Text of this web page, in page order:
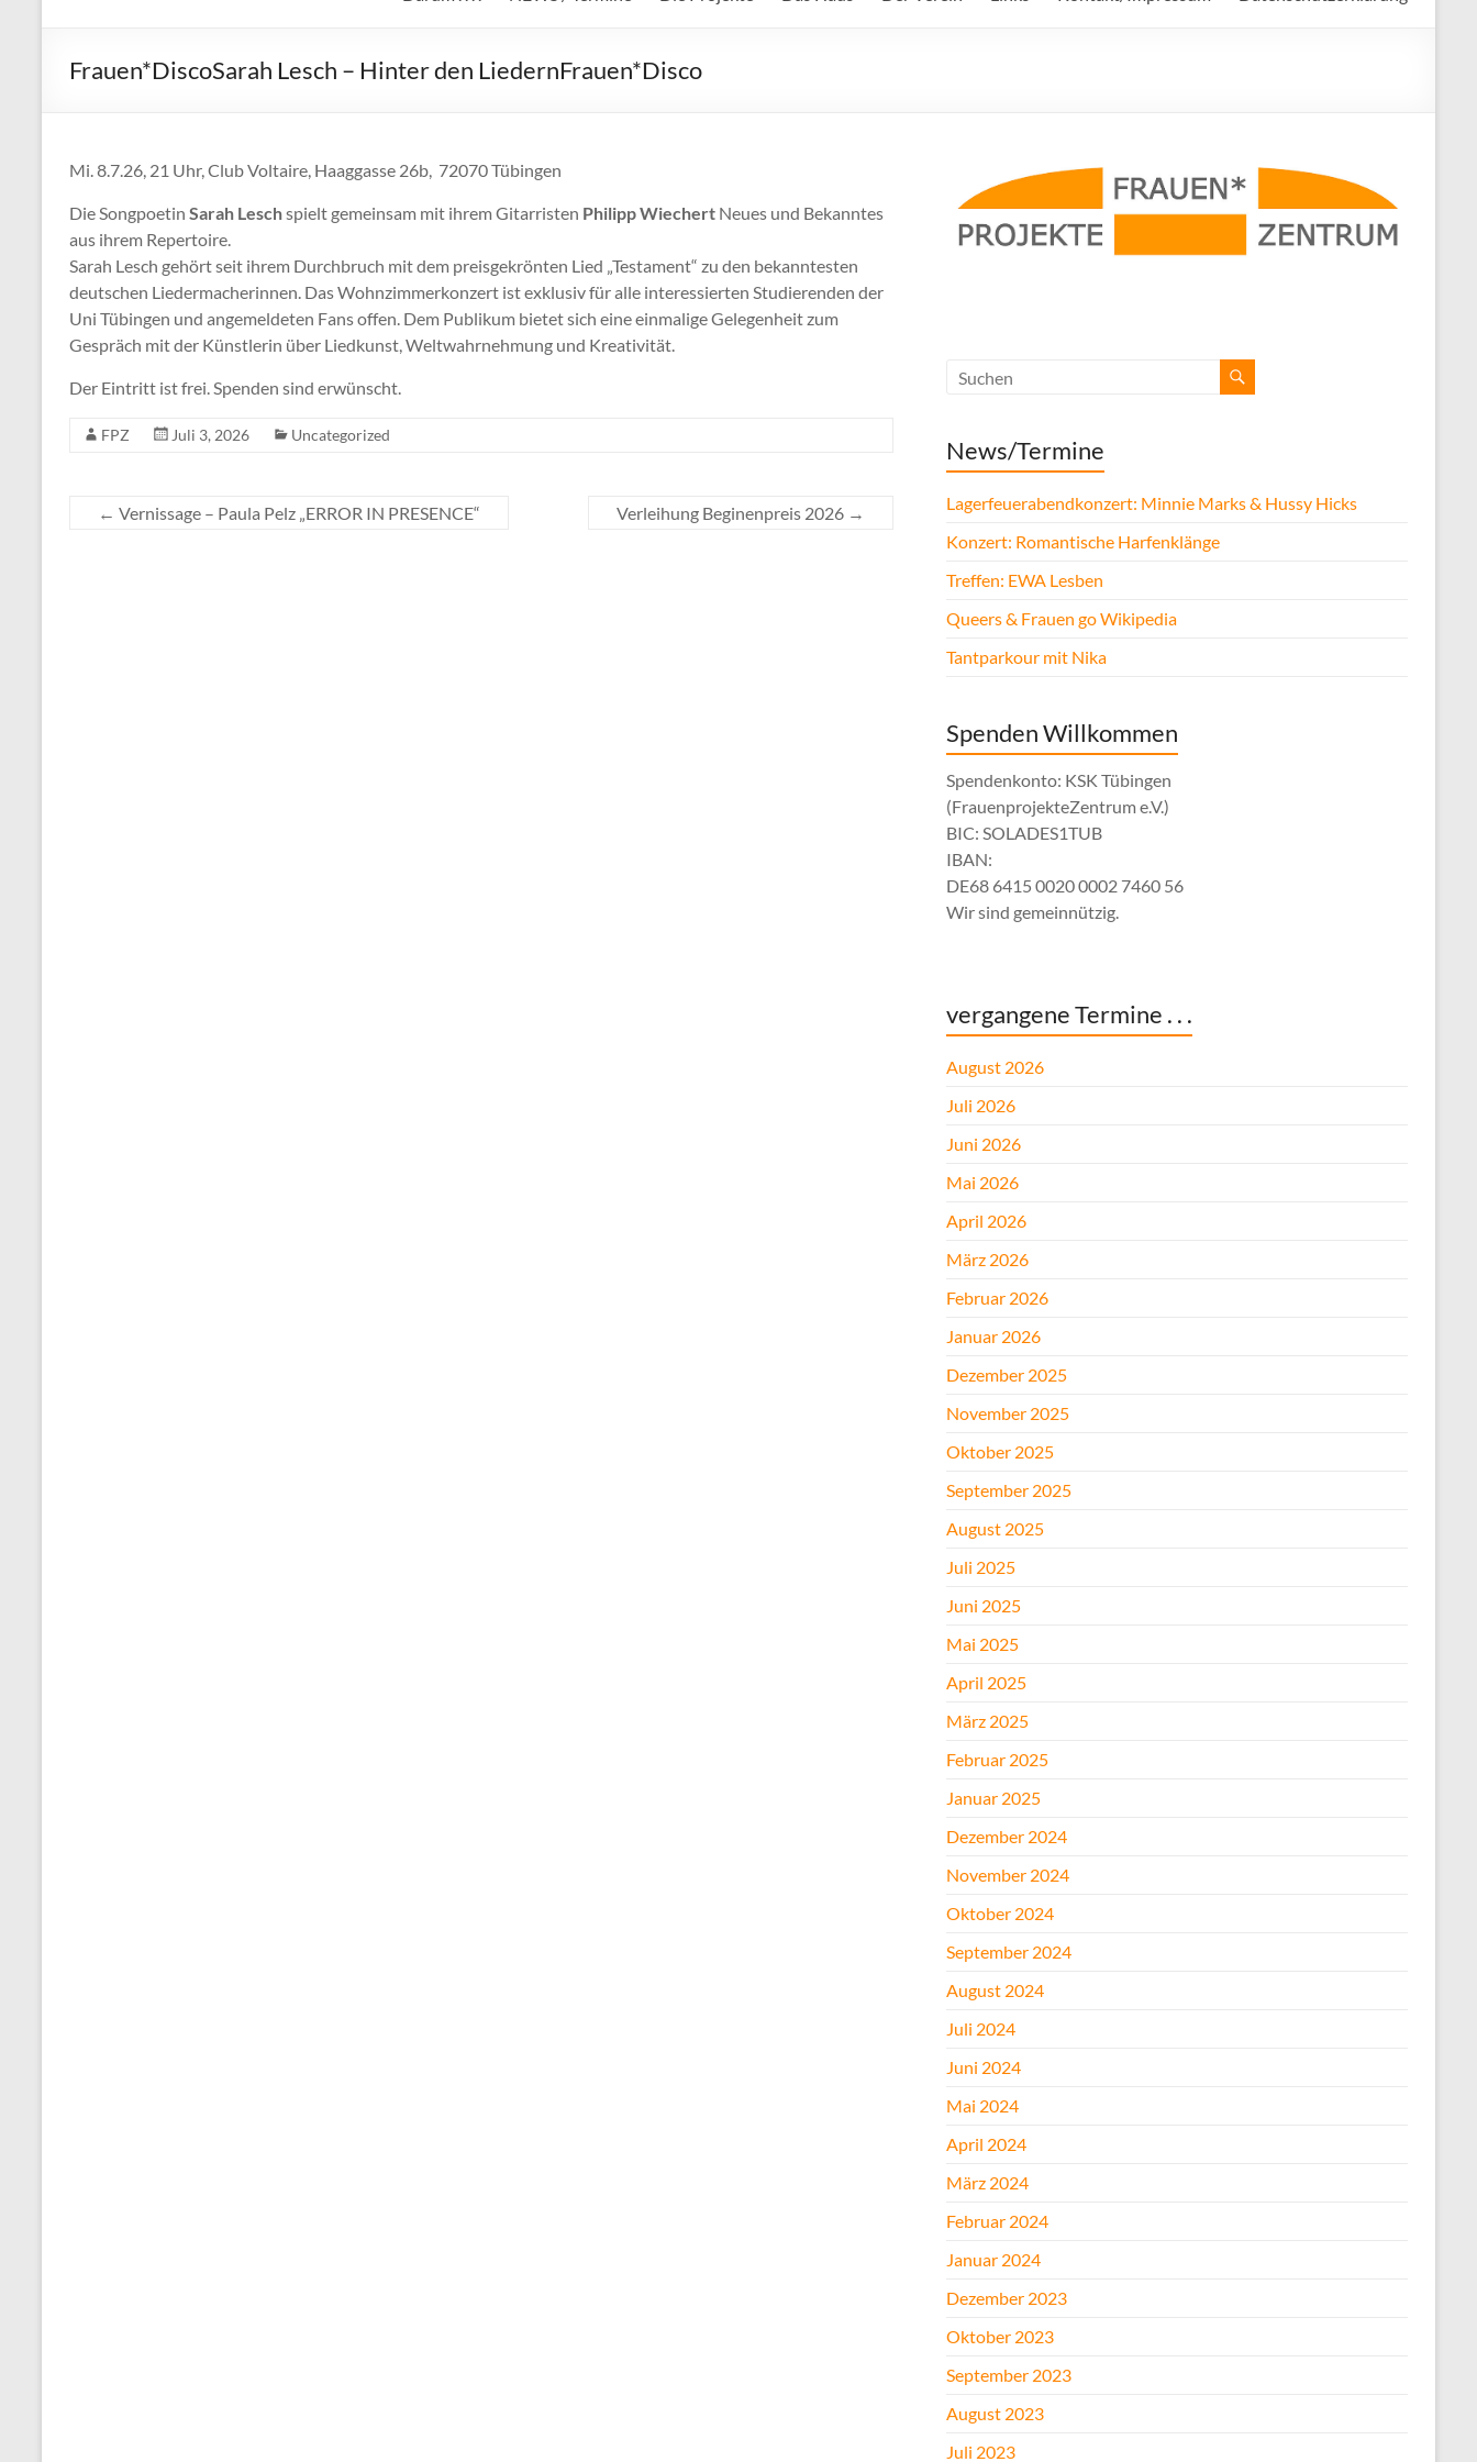
Frauen*DiscoSarah Lesch – Hinter den LiedernFrauen*Disco
Mi. 8.7.26, 21 Uhr, Club Voltaire, Haaggasse 26b, 72070 Tübingen
Die Songpoetin Sarah Leschspielt gemeinsam mit ihrem Gitarristen Philipp Wiechert Neues und Bekanntes
aus ihrem Repertoire.
Sarah Lesch gehört seit ihrem Durchbruch mit dem preisgekrönten Lied „Testament“ zu den bekanntesten
deutschen Liedermacherinnen. Das Wohnzimmerkonzert ist exklusiv für alle interessierten Studierenden der
Uni Tübingen und angemeldeten Fans offen. Dem Publikum bietet sich eine einmalige Gelegenheit zum
Gespräch mit der Künstlerin über Liedkunst, Weltwahrnehmung und Kreativität.
Der Eintritt ist frei. Spenden sind erwünscht.
FPZ Juli 3, 2026 Uncategorized
← Vernissage – Paula Pelz „ERROR IN PRESENCE“ Verleihung Beginenpreis 2026 →
News/Termine
Lagerfeuerabendkonzert: Minnie Marks & Hussy Hicks
Konzert: Romantische Harfenklänge
Treffen: EWA Lesben
Queers & Frauen go Wikipedia
Tantparkour mit Nika
Spenden Willkommen
Spendenkonto: KSK Tübingen
(FrauenprojekteZentrum e.V.)
BIC: SOLADES1TUB
IBAN:
DE68 6415 0020 0002 7460 56
Wir sind gemeinnützig.
vergangene Termine . . .
August 2026
Juli 2026
Juni 2026
Mai 2026
April 2026
März 2026
Februar 2026
Januar 2026
Dezember 2025
November 2025
Oktober 2025
September 2025
August 2025
Juli 2025
Juni 2025
Mai 2025
April 2025
März 2025
Februar 2025
Januar 2025
Dezember 2024
November 2024
Oktober 2024
September 2024
August 2024
Juli 2024
Juni 2024
Mai 2024
April 2024
März 2024
Februar 2024
Januar 2024
Dezember 2023
Oktober 2023
September 2023
August 2023
Juli 2023